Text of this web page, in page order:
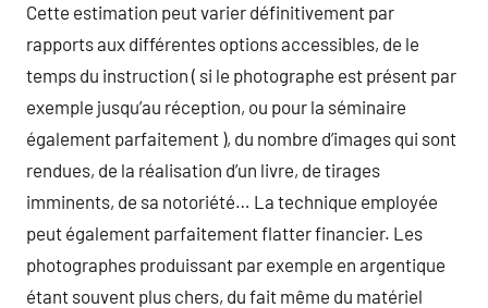
Cette estimation peut varier définitivement par
rapports aux différentes options accessibles, de le
temps du instruction ( si le photographe est présent par
exemple jusqu’au réception, ou pour la séminaire
également parfaitement ), du nombre d’images qui sont
rendues, de la réalisation d’un livre, de tirages
imminents, de sa notoriété… La technique employée
peut également parfaitement flatter financier. Les
photographes produissant par exemple en argentique
étant souvent plus chers, du fait même du matériel